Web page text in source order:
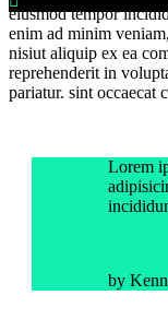
eiusmod tempor
enim ad minim
nisiut aliquip ex ea
reprehenderit in
pariatur. sint occaecat
Lorem
by